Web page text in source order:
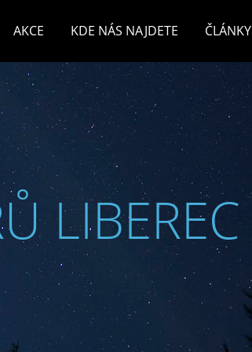
AKCE KDE NÁS NAJDETE ČLÁNKY
LIBEREC